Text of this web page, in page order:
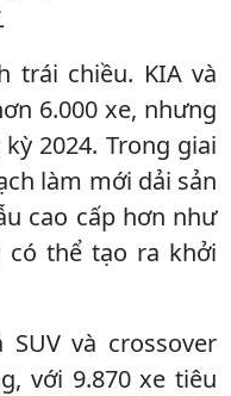
trái chiều. KIA và
6.000 xe, nhưng
2024. Trong giai
làm mới dải sản
cao cấp hơn như
có thể tạo ra khởi
và crossover
với 9.870 xe tiêu